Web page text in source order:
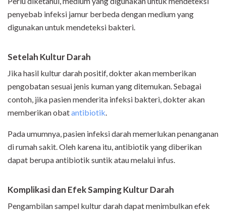
penyebab infeksi jamur berbeda dengan medium yang
digunakan untuk mendeteksi bakteri.
Setelah Kultur Darah
Jika hasil kultur darah positif, dokter akan memberikan
pengobatan sesuai jenis kuman yang ditemukan. Sebagai
contoh, jika pasien menderita infeksi bakteri, dokter akan
memberikan obatantibiotik.
Pada umumnya, pasien infeksi darah memerlukan penanganan
di rumah sakit. Oleh karena itu, antibiotik yang diberikan
dapat berupa antibiotik suntik atau melalui infus.
Komplikasi dan Efek Samping Kultur Darah
Pengambilan sampel kultur darah dapat menimbulkan efek